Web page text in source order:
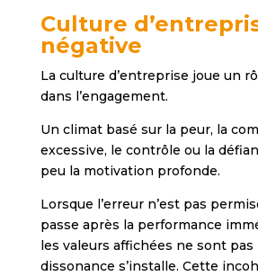
Culture
négative
La culture d’entreprise joue un
dans l’engagement.
Un climat basé sur la peur, la
excessive, le contrôle ou la
peu la motivation profonde.
Lorsque l’erreur n’est pas
passe après la performance
les valeurs affichées ne sont pas
dissonance s’installe. Cette